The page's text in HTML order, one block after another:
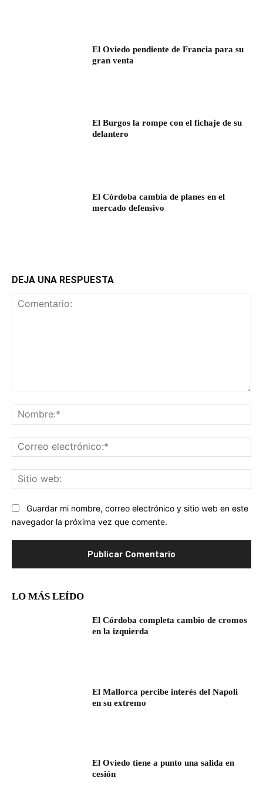
El Oviedo pendiente de Francia para su
gran venta
El Burgos la rompe con el fichaje de su
delantero
El Córdoba cambia de planes en el
mercado defensivo
DEJA UNA RESPUESTA
Guardar mi nombre, correo electrónico y sitio web en este
navegador la próxima vez que comente.
LO MÁS LEÍDO
El Córdoba completa cambio de cromos
en la izquierda
El Mallorca percibe interés del Napoli
en su extremo
El Oviedo tiene a punto una salida en
cesión